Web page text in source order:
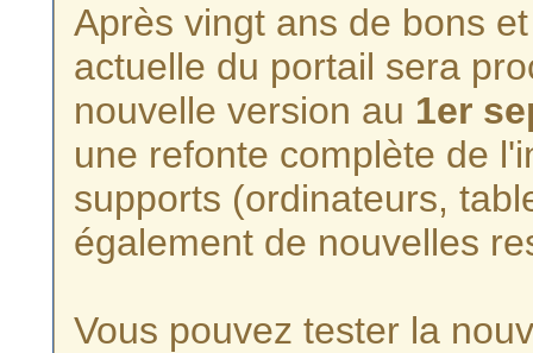
Après vingt ans de bons
actuelle du portail sera
nouvelle version au 1er
une refonte complète de
supports (ordinateurs,
également de nouvelles
Vous pouvez tester la